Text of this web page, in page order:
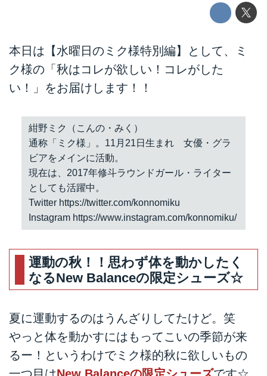
本日は【水曜日のミク様特別編】として、ミ
ク様の「秋はコレが欲しい！コレがした
い！」をお届けします！！
紺野ミク（こんの・みく）
通称「ミク様」。11月21日生まれ 女優・グラ
ビアをメインに活動。
現在は、2017年修斗ラウンドガール・ライター
としても活躍中。
Twitter https://twitter.com/konnomiku
Instagram https://www.instagram.com/konnomiku/
運動の秋！！思わず体を動かしたく
なるNew Balanceの限定シューズ☆
夏に運動するのはうんざりしてたけど。笑
やっと体を動かすにはもってこいの季節が来
るー！というわけでミク様的秋に欲しいもの